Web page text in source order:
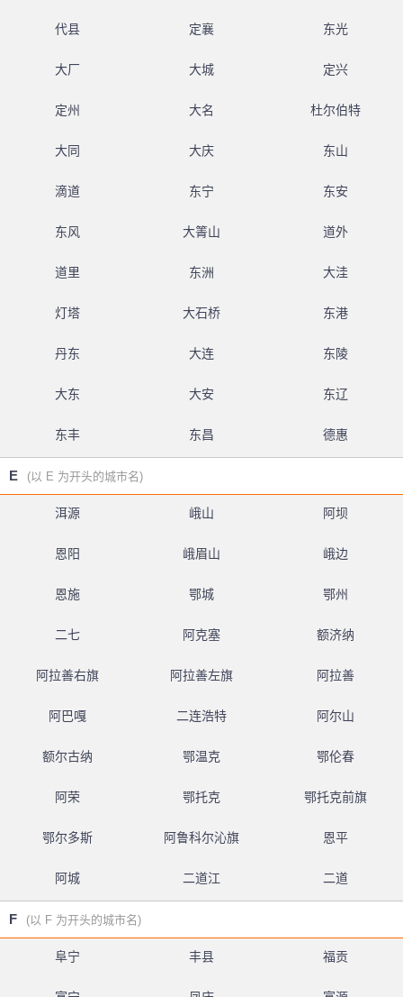
代县 定襄 东光
大厂 大城 定兴
定州 大名 杜尔伯特
大同 大庆 东山
滴道 东宁 东安
东风 大箐山 道外
道里 东洲 大洼
灯塔 大石桥 东港
丹东 大连 东陵
大东 大安 东辽
东丰 东昌 德惠
E (以 E 为开头的城市名)
洱源 峨山 阿坝
恩阳 峨眉山 峨边
恩施 鄂城 鄂州
二七 阿克塞 额济纳
阿拉善右旗 阿拉善左旗 阿拉善
阿巴嘎 二连浩特 阿尔山
额尔古纳 鄂温克 鄂伦春
阿荣 鄂托克 鄂托克前旗
鄂尔多斯 阿鲁科尔沁旗 恩平
阿城 二道江 二道
F (以 F 为开头的城市名)
阜宁 丰县 福贡